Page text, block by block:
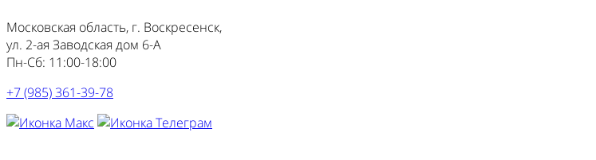
Московская область, г. Воскресенск,
ул. 2-ая Заводская дом 6-А
Пн-Сб: 11:00-18:00
+7 (985) 361-39-78